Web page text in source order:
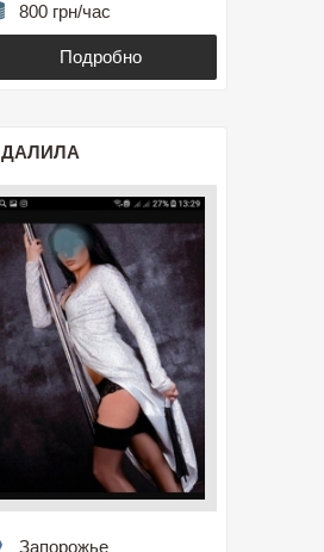
800 грн/час
Подробно
ДАЛИЛА
Запорожье